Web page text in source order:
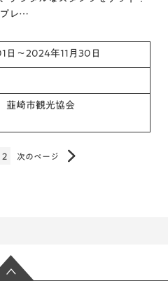
プレ…
日～2024年11月30日
韮崎市観光協会
2 次のページ